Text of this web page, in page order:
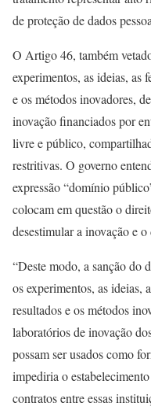
de proteção de dados
O Artigo 46, também
experimentos, as ideias, as
e os métodos inovadores,
inovação financiados por
livre e público,
restritivas. O governo
expressão “domínio
colocam em questão o
desestimular a inovação e
“Deste modo, a sanção do
os experimentos, as ideias,
resultados e os métodos
laboratórios de inovação
possam ser usados como
impediria o
contratos entre essas